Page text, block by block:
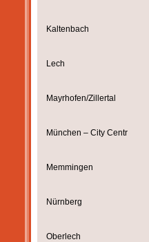
Kaltenbach
Lech
Mayrhofen/Zillertal
München – City Centr
Memmingen
Nürnberg
Oberlech